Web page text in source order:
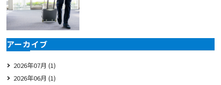
アーカイブ
2026年07月 (1)
2026年06月 (1)